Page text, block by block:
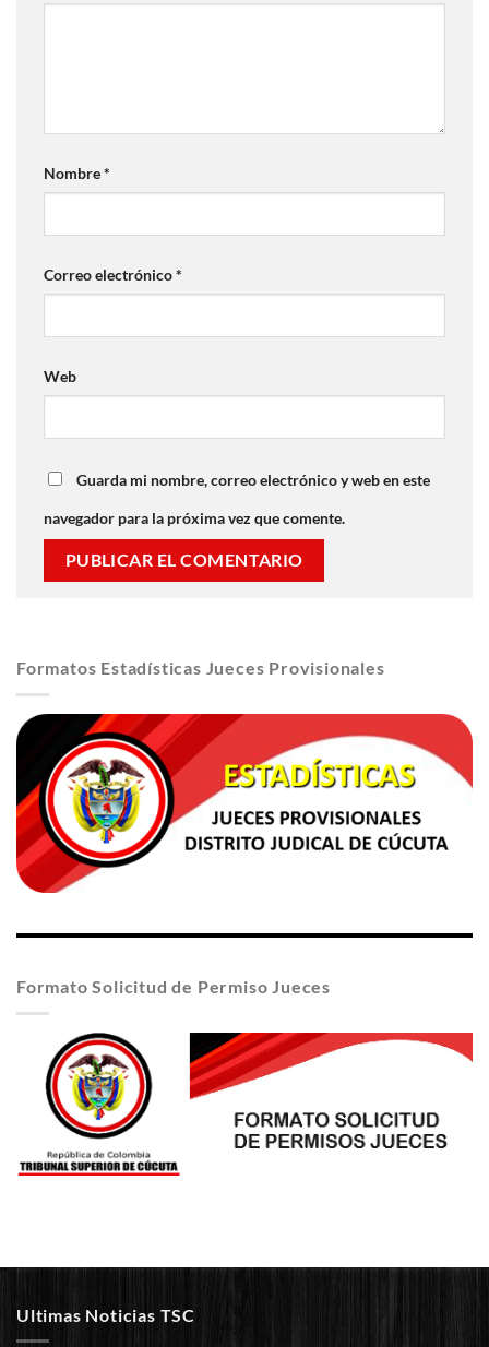
Nombre*
Correo electrónico*
Web
Guarda mi nombre, correo electrónico y web en este
navegador para la próxima vez que comente.
Formatos Estadísticas Jueces Provisionales
Formato Solicitud de Permiso Jueces
Ultimas Noticias TSC